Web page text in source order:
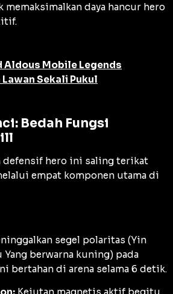
daya hancur hero
Aldous Mobile Legends
Sekali Pukul
Bedah Fungsi
hero ini saling terikat
empat komponen utama di
segel polaritas (Yin
Yang berwarna kuning) pada
bertahan di arena selama 6 detik.